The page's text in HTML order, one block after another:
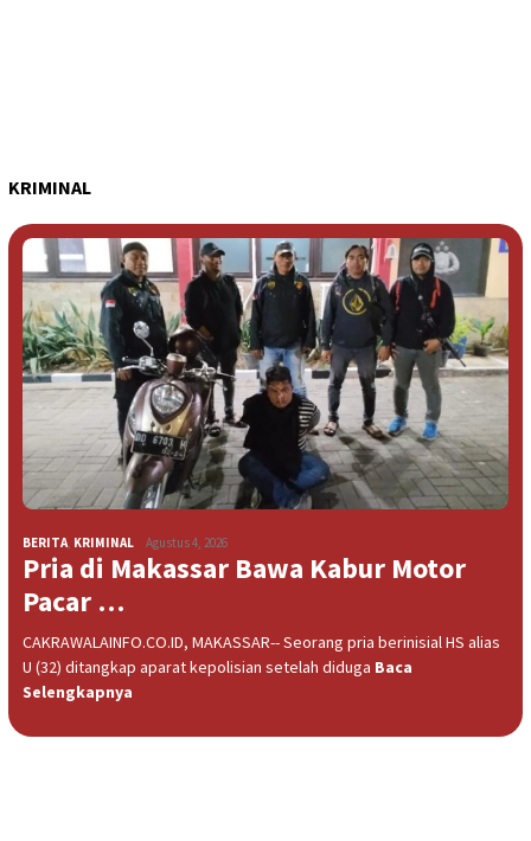
KRIMINAL
BERITA, KRIMINAL Agustus 4, 2026
Pria di Makassar Bawa Kabur Motor
Pacar …
CAKRAWALAINFO.CO.ID, MAKASSAR-- Seorang pria berinisial HS alias
U (32) ditangkap aparat kepolisian setelah diduga Baca
Selengkapnya